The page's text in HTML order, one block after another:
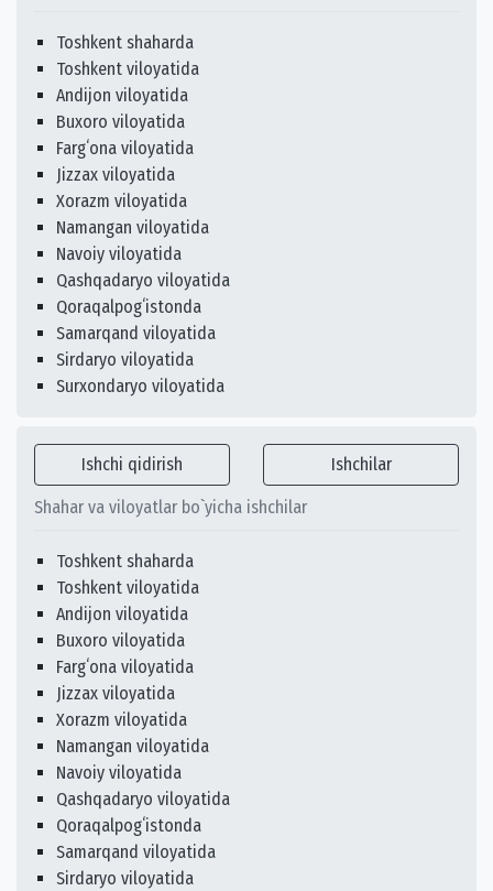
Toshkent shaharda
Toshkent viloyatida
Andijon viloyatida
Buxoro viloyatida
Fargʻona viloyatida
Jizzax viloyatida
Xorazm viloyatida
Namangan viloyatida
Navoiy viloyatida
Qashqadaryo viloyatida
Qoraqalpogʻistonda
Samarqand viloyatida
Sirdaryo viloyatida
Surxondaryo viloyatida
Ishchi qidirish Ishchilar
Shahar va viloyatlar bo`yicha ishchilar
Toshkent shaharda
Toshkent viloyatida
Andijon viloyatida
Buxoro viloyatida
Fargʻona viloyatida
Jizzax viloyatida
Xorazm viloyatida
Namangan viloyatida
Navoiy viloyatida
Qashqadaryo viloyatida
Qoraqalpogʻistonda
Samarqand viloyatida
Sirdaryo viloyatida